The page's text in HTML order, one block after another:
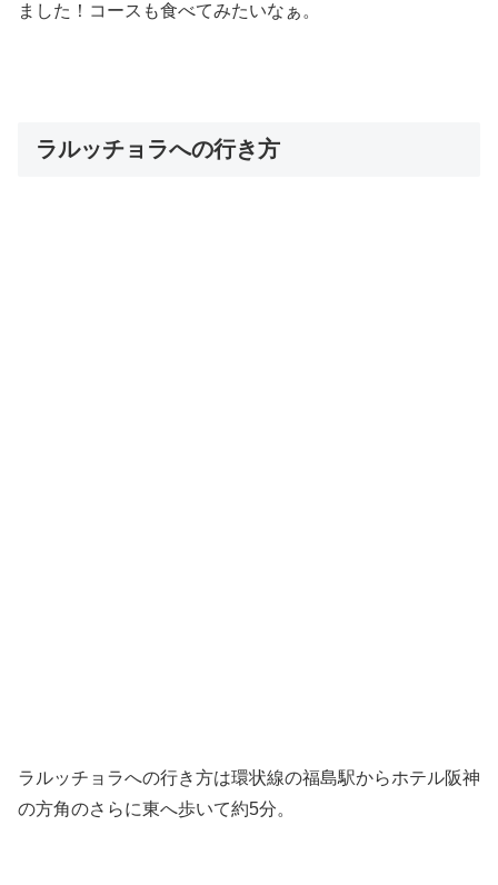
ました！コースも食べてみたいなぁ。
ラルッチョラへの行き方
ラルッチョラへの行き方は環状線の福島駅からホテル阪神
の方角のさらに東へ歩いて約5分。